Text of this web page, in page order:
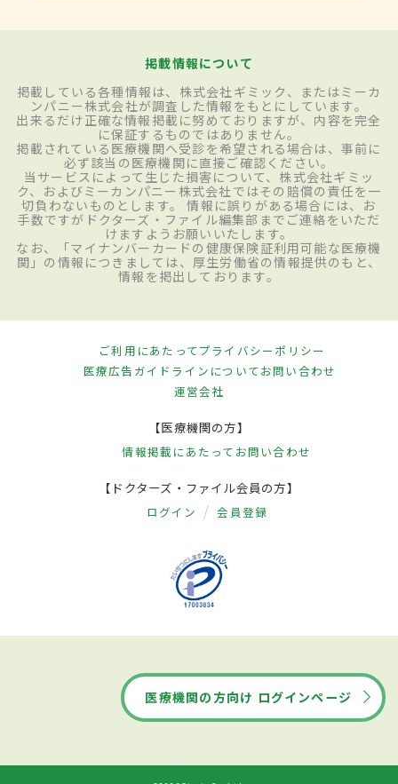
掲載情報について
掲載している各種情報は、株式会社ギミック、またはミーカ
ンパニー株式会社が調査した情報をもとにしています。
出来るだけ正確な情報掲載に努めておりますが、内容を完全
に保証するものではありません。
掲載されている医療機関へ受診を希望される場合は、事前に
必ず該当の医療機関に直接ご確認ください。
当サービスによって生じた損害について、株式会社ギミッ
ク、およびミーカンパニー株式会社ではその賠償の責任を一
切負わないものとします。 情報に誤りがある場合には、お
手数ですがドクターズ・ファイル編集部までご連絡をいただ
けますようお願いいたします。
なお、「マイナンバーカードの健康保険証利用可能な医療機
関」の情報につきましては、厚生労働省の情報提供のもと、
情報を掲出しております。
ご利用にあたってプライバシーポリシー
医療広告ガイドラインについてお問い合わせ
運営会社
【医療機関の方】
情報掲載にあたって お問い合わせ
【ドクターズ・ファイル会員の方】
ログイン 会員登録
医療機関の方向け ログインページ